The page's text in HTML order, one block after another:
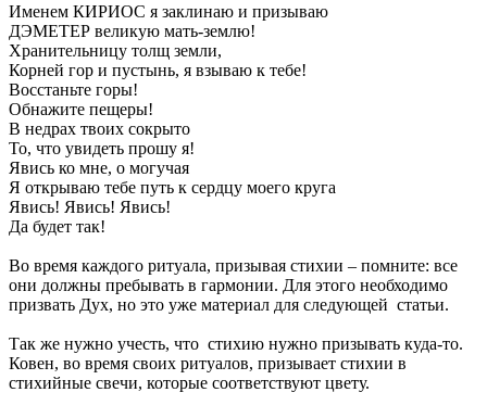
Именем КИРИОС я заклинаю и призываю
ДЭМЕТЕР великую мать-землю!
Хранительницу толщ земли,
Корней гор и пустынь, я взываю к тебе!
Восстаньте горы!
Обнажите пещеры!
В недрах твоих сокрыто
То, что увидеть прошу я!
Явись ко мне, о могучая
Я открываю тебе путь к сердцу моего круга
Явись! Явись! Явись!
Да будет так!
Во время каждого ритуала, призывая стихии – помните: все
они должны пребывать в гармонии. Для этого необходимо
призвать Дух, но это уже материал для следующей статьи.
Так же нужно учесть, что стихию нужно призывать куда-то.
Ковен, во время своих ритуалов, призывает стихии в
стихийные свечи, которые соответствуют цвету.